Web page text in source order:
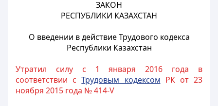
ЗАКОН
РЕСПУБЛИКИ КАЗАХСТАН
О введении в действие Трудового кодекса
Республики Казахстан
Утратил силу с 1 января 2016 года в
соответствии сТрудовым кодексом РК от 23
ноября 2015 года № 414-V